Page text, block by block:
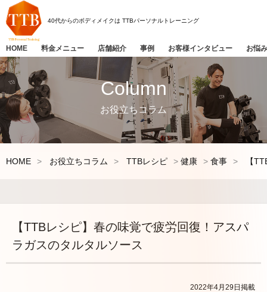
Column
お役立ちコラム
HOME お役立ちコラム TTBレシピ 健康 食事 【
【TTBレシピ】春の味覚で疲労回復！アスパ
ラガスのタルタルソース
2022年4月29日掲載
40代からのボディメイクは TTBパーソナルトレーニング
HOME 料金メニュー 店舗紹介 事例 お客様インタビュー お悩